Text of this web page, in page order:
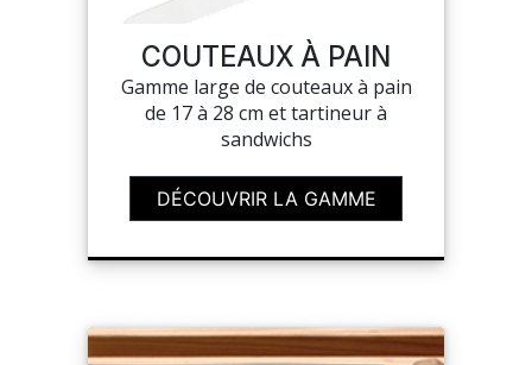
MON COMPTE
MES LISTES
MA COMMANDE
CHEF'S LIST
COUTEAUX À PAIN
Gamme large de couteaux à pain
de 17 à 28 cm et tartineur à
sandwichs
DÉCOUVRIR LA GAMME